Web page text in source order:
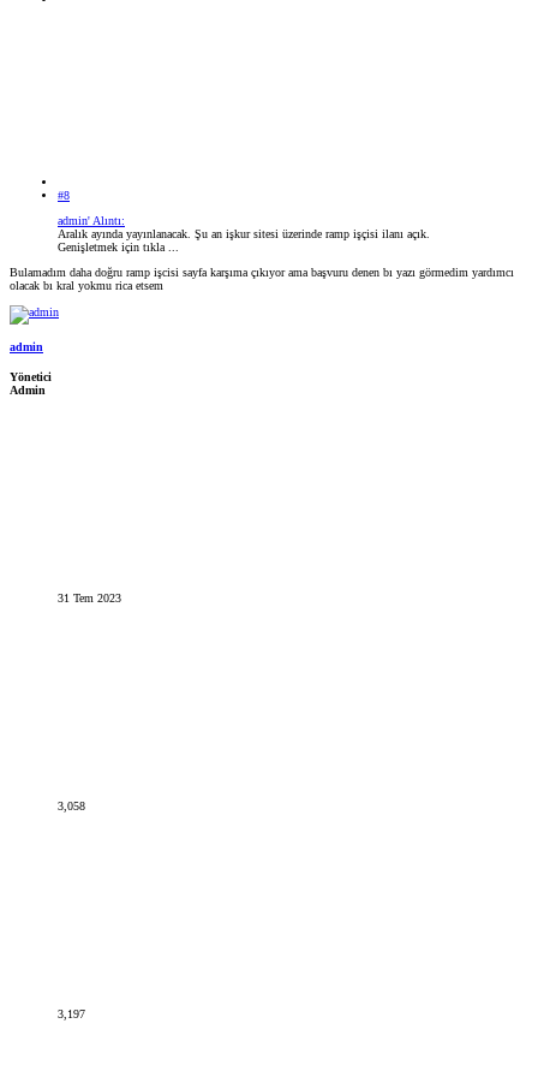
#8
admin' Alıntı:
Aralık ayında yayınlanacak. Şu an işkur sitesi üzerinde ramp işçisi ilanı açık.
Genişletmek için tıkla ...
Bulamadım daha doğru ramp işcisi sayfa karşıma çıkıyor ama başvuru denen bı yazı görmedim yardımcı
olacak bı kral yokmu rica etsem
admin
Yönetici
Admin
31 Tem 2023
3,058
3,197